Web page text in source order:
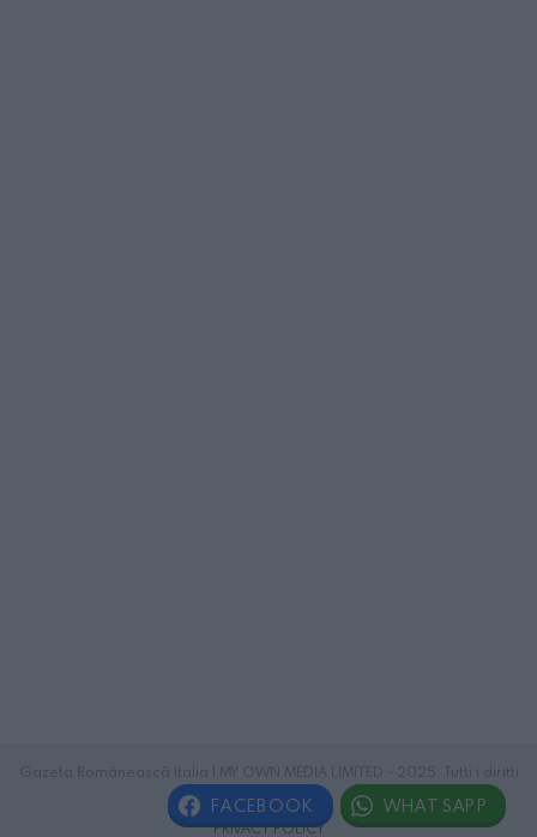
riservati.
PRIVACY POLICY
FACEBOOK WHATSAPP